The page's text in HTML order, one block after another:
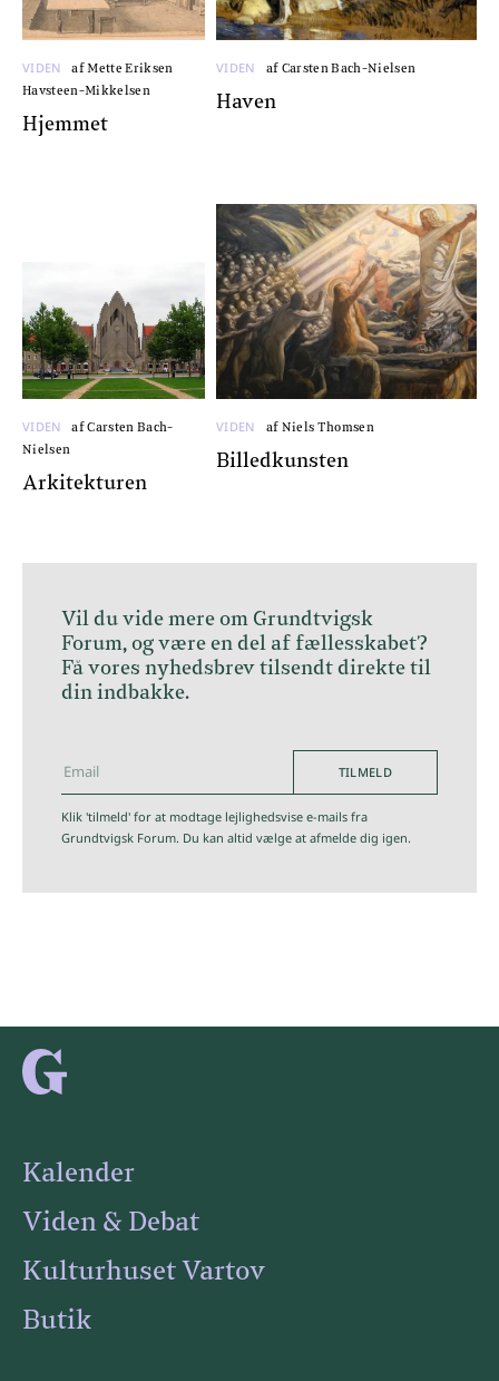
VIDEN
af Mette Eriksen
Havsteen-Mikkelsen
Hjemmet
VIDEN af Carsten Bach-Nielsen
Haven
VIDEN
af Carsten Bach-
Nielsen
Arkitekturen
VIDEN af Niels Thomsen
Billedkunsten
Vil du vide mere om Grundtvigsk
Forum, og være en del af fællesskabet?
Få vores nyhedsbrev tilsendt direkte til
din indbakke.
TILMELD
Klik 'tilmeld' for at modtage lejlighedsvise e-mails fra
Grundtvigsk Forum. Du kan altid vælge at afmelde dig igen.
hej@grundtvigskforum.dk
Kalender
Viden & Debat
Kulturhuset Vartov
Butik